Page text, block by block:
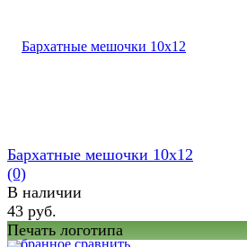
избранное сравнить
Бархатные мешочки 10х12
(0)
В наличии
43 руб.
Печать логотипа